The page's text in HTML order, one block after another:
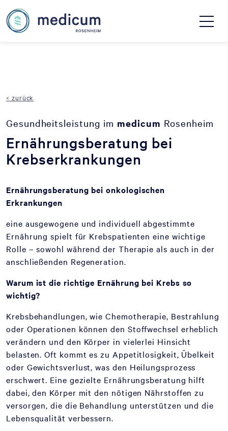
< zurück
Gesundheitsleistung im medicum Rosenheim
Ernährungsberatung bei
Krebserkrankungen
Ernährungsberatung bei onkologischen
Erkrankungen
eine ausgewogene und individuell abgestimmte
Ernährung spielt für Krebspatienten eine wichtige
Rolle – sowohl während der Therapie als auch in der
anschließenden Regeneration.
Warum ist die richtige Ernährung bei Krebs so
wichtig?
Krebsbehandlungen, wie Chemotherapie, Bestrahlung
oder Operationen können den Stoffwechsel erheblich
verändern und den Körper in vielerlei Hinsicht
belasten. Oft kommt es zu Appetitlosigkeit, Übelkeit
oder Gewichtsverlust, was den Heilungsprozess
erschwert. Eine gezielte Ernährungsberatung hilft
dabei, den Körper mit den nötigen Nährstoffen zu
versorgen, die die Behandlung unterstützen und die
Lebensqualität verbessern.